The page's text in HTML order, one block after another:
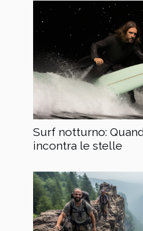
Surf notturno:
incontra le stelle